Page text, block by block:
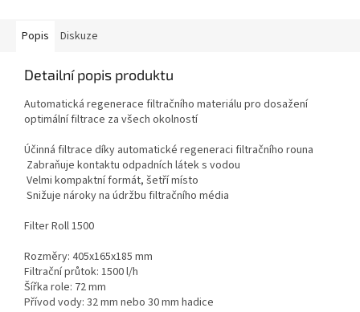
Popis Diskuze
Detailní popis produktu
Automatická regenerace filtračního materiálu pro dosažení
optimální filtrace za všech okolností
Účinná filtrace díky automatické regeneraci filtračního rouna
Zabraňuje kontaktu odpadních látek s vodou
Velmi kompaktní formát, šetří místo
Snižuje nároky na údržbu filtračního média
Filter Roll 1500
Rozměry: 405x165x185 mm
Filtrační průtok: 1500 l/h
Šířka role: 72 mm
Přívod vody: 32 mm nebo 30 mm hadice